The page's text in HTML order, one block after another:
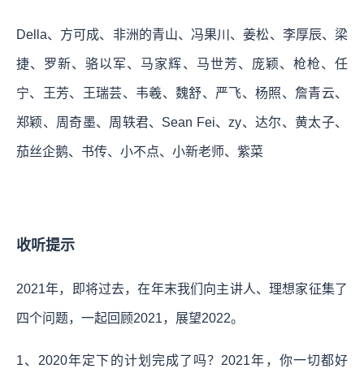
Della、方可成、非洲的青山、冯果川、姜松、李厚辰、梁
捷、罗新、骆以军、马家辉、马世芳、庞颖、枪枪、任
宁、王芳、王瑞芸、韦羲、魏舒、严飞、杨照、詹青云、
郑颖、周奇墨、周轶君、Sean Fei、zy、达尔、黄太子、
茄丝企鹅、书传、小不点、小新老师、紫菜
收听提示
2021年，即将过去，在年末我们向主讲人、理想家征集了
四个问题，一起回顾2021，展望2022。
1、2020年定下的计划完成了吗？2021年，你一切都好